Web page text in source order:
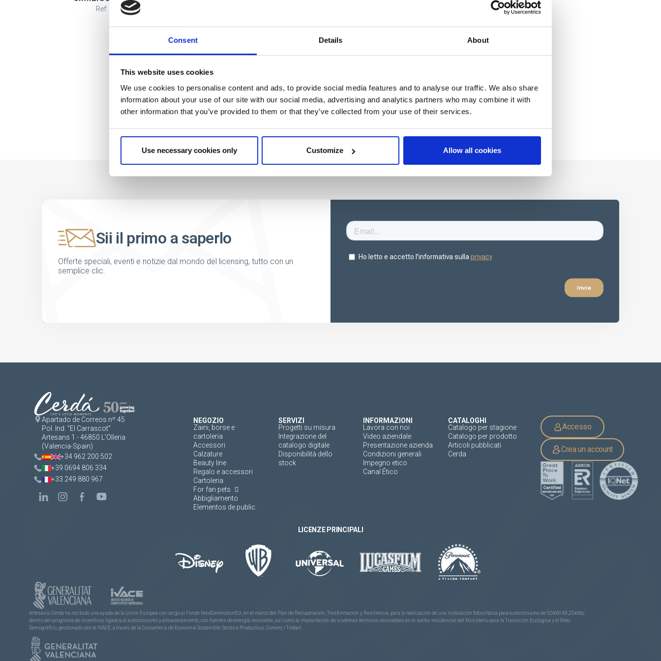
Consent Details About
This website uses cookies
We use cookies to personalise content and ads, to provide social media features and to analyse our traffic. We also share
information about your use of our site with our social media, advertising and analytics partners who may combine it with
other information that you’ve provided to them or that they’ve collected from your use of their services.
Use necessary cookies only Customize Allow all cookies
Ref: 2100005471
Sii il primo a saperlo
Offerte speciali, eventi e notizie dal mondo del licensing, tutto con un
semplice clic.
Apartado de Correos nº 45
Pol. Ind. "El Carrascot"
Artesans 1 - 46850 L'Olleria
(Valencia-Spain)
+34 962 200 502
+39 0694 806 334
+33 249 880 967
NEGOZIO
Zaini, borse e
cartoleria
Accessori
Calzature
Beauty line
Regalo e accessori
Cartoleria
For fan pets
Abbigliamento
Elementos de public.
SERVIZI
Progetti su misura
Integrazione del
catalogo digitale
Disponibilità dello
stock
INFORMAZIONI
Lavora con noi
Video aziendale
Presentazione azienda
Condizioni generali
Impegno etico
Canal Ético
CATALOGHI
Catalogo per stagione
Catalogo per prodotto
Articoli pubblicati
Cerda
Accesso
Crea un account
LICENZE PRINCIPALI
Artesanía Cerdá ha recibido una ayuda de la Unión Europea con cargo al Fondo NextGenerationEU, en el marco del Plan de Recuperación, Trasformación y Resiliencia, para la realización de una instalación fotovoltaica para autoconsumo de 50kW/43,20kWp
dentro del programa de incentivos ligados al autoconsumo y almacenamiento, con fuentes de energía renovable, así como la implantación de sistemas térmicos renovables en el sector residencial del Ministerio para la Transición Ecológica y el Reto
Demográfico, gestionado por el IVACE, a través de la Consellería de Economía Sostenible, Sectors Productius, Comerç i Treball.